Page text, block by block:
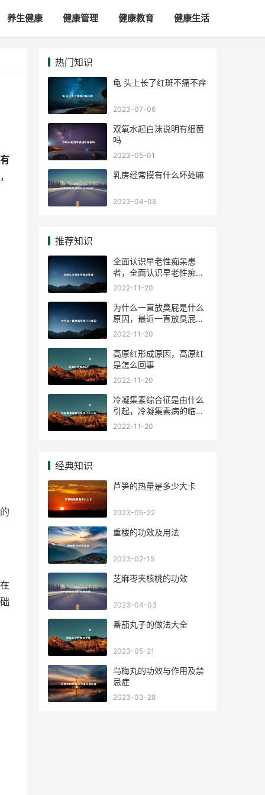
养生健康 健康管理 健康教育 健康生活
热门知识
龟 头上长了红斑不痛不痒
2023-07-06
双氧水起白沫说明有细菌
吗
2023-05-01
乳房经常摸有什么坏处嘛
2023-04-08
推荐知识
全面认识早老性痴呆患
者，全面认识早老性痴呆
病人
2022-11-20
为什么一直放臭屁是什么
原因，最近一直放臭屁是
什么原因
2022-11-20
高原红形成原因，高原红
是怎么回事
2022-11-20
冷凝集素综合征是由什么
引起，冷凝集素病的临床
表现
2022-11-20
经典知识
芦笋的热量是多少大卡
2023-05-22
重楼的功效及用法
2023-02-15
芝麻枣夹核桃的功效
2023-04-03
番茄丸子的做法大全
2023-05-21
乌梅丸的功效与作用及禁
忌症
2023-03-28